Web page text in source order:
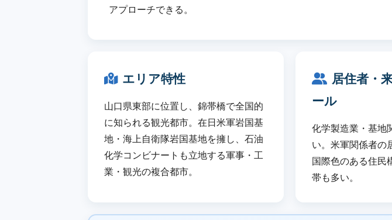
アプローチできる。
エリア特性
山口県東部に位置し、錦帯橋で全国的
に知られる観光都市。在日米軍岩国基
地・海上自衛隊岩国基地を擁し、石油
化学コンビナートも立地する軍事・工
業・観光の複合都市。
居住者・
ール
化学製造業・基地
い。米軍関係者の
国際色のある住民
帯も多い。